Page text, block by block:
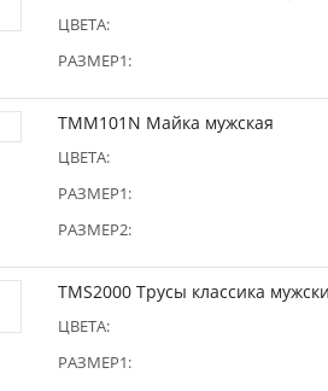
ЦВЕТА:
РАЗМЕР1:
TMM101N Майка мужская
ЦВЕТА:
РАЗМЕР1:
РАЗМЕР2:
TMS2000 Трусы классика
ЦВЕТА:
РАЗМЕР1: